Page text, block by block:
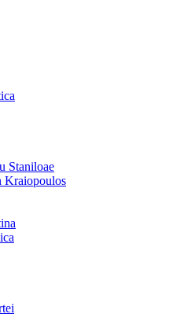
Staniloae
Kraiopoulos